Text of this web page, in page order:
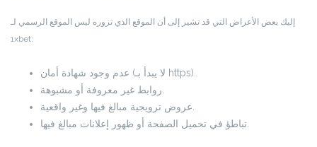
إليك بعض الأعراض التي قد تشير إلى أن الموقع الذي تزوره ليس الموقع الرسمي لـ
1xbet:
عدم وجود شهادة أمان (لا يبدأ بـ https).